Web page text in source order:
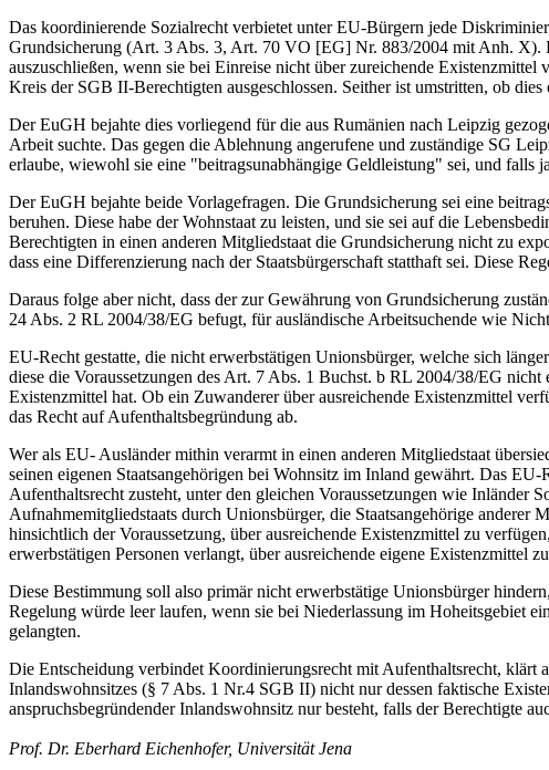
Das koordinierende Sozialrecht verbietet unter EU-Bürgern jede
Grundsicherung (Art. 3 Abs. 3, Art. 70 VO [EG] Nr. 883/2004 mit Anh. X).
auszuschließen, wenn sie bei Einreise nicht über zureichende
Kreis der SGB II-Berechtigten ausgeschlossen. Seither ist umstritten, ob dies
Der EuGH bejahte dies vorliegend für die aus Rumänien nach Leipzig
Arbeit suchte. Das gegen die Ablehnung angerufene und zuständige SG
erlaube, wiewohl sie eine "beitragsunabhängige Geldleistung" sei, und
Der EuGH bejahte beide Vorlagefragen. Die Grundsicherung sei eine
beruhen. Diese habe der Wohnstaat zu leisten, und sie sei auf die
Berechtigten in einen anderen Mitgliedstaat die Grundsicherung nicht zu
dass eine Differenzierung nach der Staatsbürgerschaft statthaft sei. Diese
Daraus folge aber nicht, dass der zur Gewährung von Grundsicherung
24 Abs. 2 RL 2004/38/EG befugt, für ausländische Arbeitsuchende wie
EU-Recht gestatte, die nicht erwerbstätigen Unionsbürger, welche sich
diese die Voraussetzungen des Art. 7 Abs. 1 Buchst. b RL 2004/38/EG
Existenzmittel hat. Ob ein Zuwanderer über ausreichende Existenzmittel
das Recht auf Aufenthaltsbegründung ab.
Wer als EU- Ausländer mithin verarmt in einen anderen Mitgliedstaat
seinen eigenen Staatsangehörigen bei Wohnsitz im Inland gewährt. Das
Aufenthaltsrecht zusteht, unter den gleichen Voraussetzungen wie Inländer
Aufnahmemitgliedstaats durch Unionsbürger, die Staatsangehörige
hinsichtlich der Voraussetzung, über ausreichende Existenzmittel zu
erwerbstätigen Personen verlangt, über ausreichende eigene Existenzmittel
Diese Bestimmung soll also primär nicht erwerbstätige Unionsbürger
Regelung würde leer laufen, wenn sie bei Niederlassung im Hoheitsgebiet
gelangten.
Die Entscheidung verbindet Koordinierungsrecht mit Aufenthaltsrecht, klärt
Inlandswohnsitzes (§ 7 Abs. 1 Nr.4 SGB II) nicht nur dessen faktische
anspruchsbegründender Inlandswohnsitz nur besteht, falls der Berechtigte
Prof. Dr. Eberhard Eichenhofer, Universität Jena